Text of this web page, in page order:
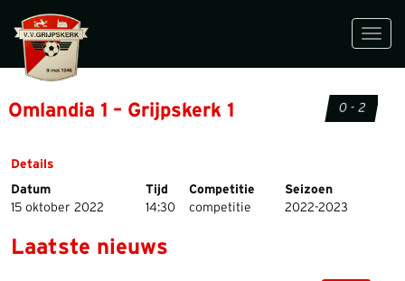
Omlandia 1 – Grijpskerk 1 0 - 2
Details
Datum
Tijd Competitie
Seizoen
15 oktober 2022
14:30 competitie 2022-2023
Laatste nieuws